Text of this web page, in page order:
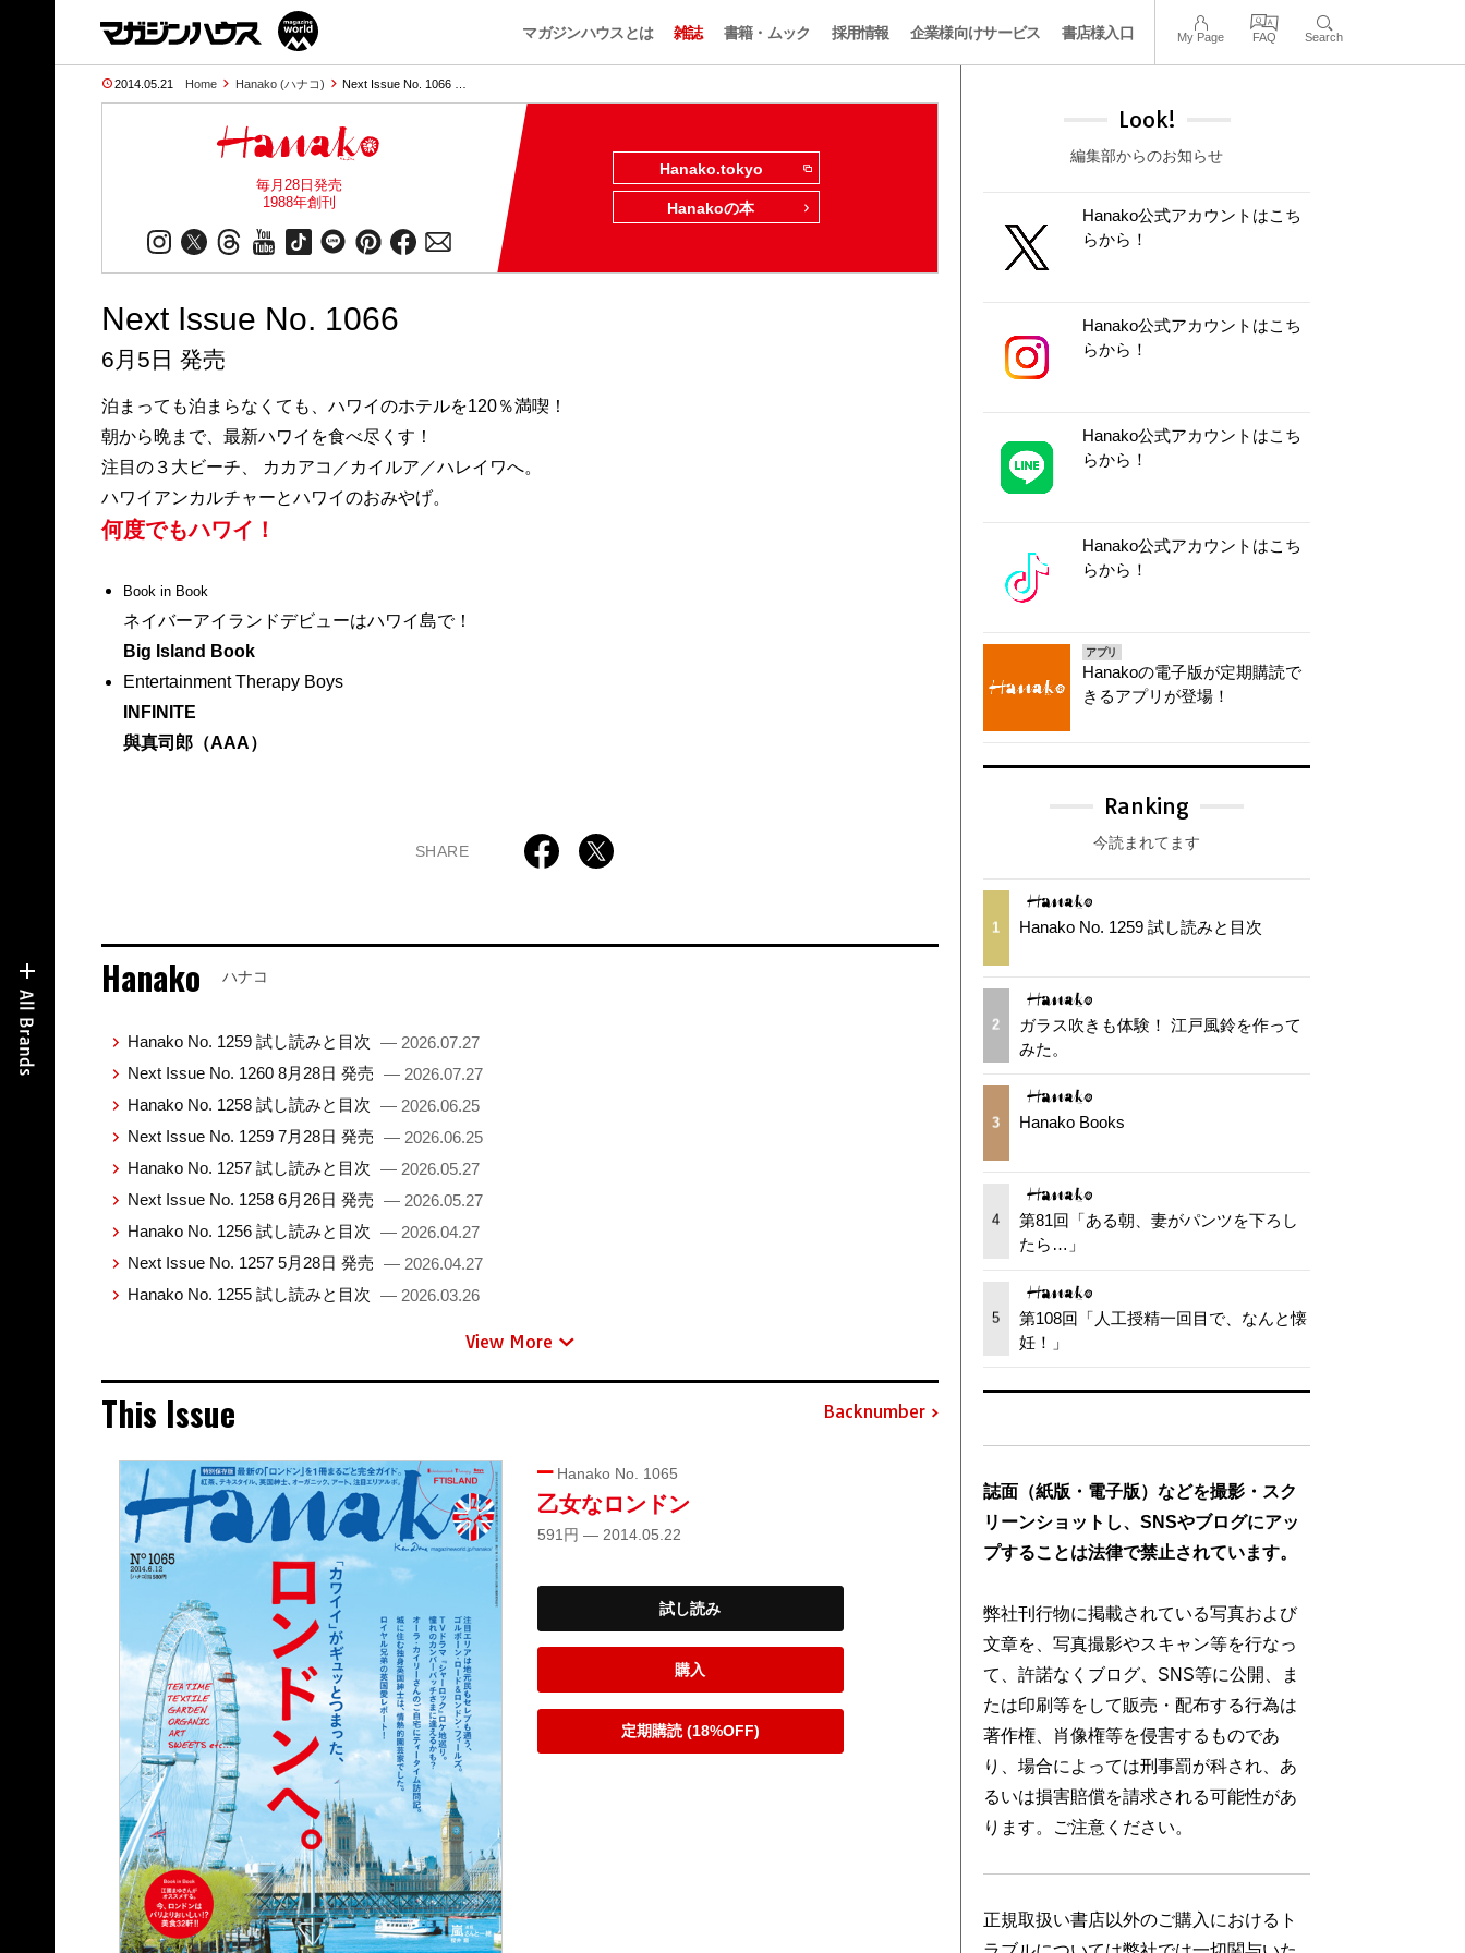
マガジンハウスとは 雑誌 書籍・ムック 採用情報 企業様向けサービス 書店様入口 My Page FAQ Search
2014.05.21 Home Hanako (ハナコ) Next Issue No. 1066 …
毎月28日発売
1988年創刊
Hanako.tokyo
Hanakoの本
Next Issue No. 1066
6月5日 発売
泊まっても泊まらなくても、ハワイのホテルを120％満喫！
朝から晩まで、最新ハワイを食べ尽くす！
注目の３大ビーチ、 カカアコ／カイルア／ハレイワへ。
ハワイアンカルチャーとハワイのおみやげ。
何度でもハワイ！
Book in Book
ネイバーアイランドデビューはハワイ島で！
Big Island Book
Entertainment Therapy Boys
INFINITE
與真司郎（AAA）
SHARE
Hanako ハナコ
Hanako No. 1259 試し読みと目次 — 2026.07.27
Next Issue No. 1260 8月28日 発売 — 2026.07.27
Hanako No. 1258 試し読みと目次 — 2026.06.25
Next Issue No. 1259 7月28日 発売 — 2026.06.25
Hanako No. 1257 試し読みと目次 — 2026.05.27
Next Issue No. 1258 6月26日 発売 — 2026.05.27
Hanako No. 1256 試し読みと目次 — 2026.04.27
Next Issue No. 1257 5月28日 発売 — 2026.04.27
Hanako No. 1255 試し読みと目次 — 2026.03.26
View More
This Issue Backnumber
Hanako No. 1065
乙女なロンドン
591円 — 2014.05.22
試し読み
購入
定期購読 (18%OFF)
Look!
編集部からのお知らせ
Hanako公式アカウントはこち
らから！
Hanako公式アカウントはこち
らから！
Hanako公式アカウントはこち
らから！
Hanako公式アカウントはこち
らから！
アプリ
Hanakoの電子版が定期購読で
きるアプリが登場！
Ranking
今読まれてます
1 Hanako No. 1259 試し読みと目次
2
ガラス吹きも体験！ 江戸風鈴を作って
みた。
3 Hanako Books
4
第81回「ある朝、妻がパンツを下ろし
たら…」
5
第108回「人工授精一回目で、なんと懐
妊！」
誌面（紙版・電子版）などを撮影・スク
リーンショットし、SNSやブログにアッ
プすることは法律で禁止されています。
弊社刊行物に掲載されている写真および
文章を、写真撮影やスキャン等を行なっ
て、許諾なくブログ、SNS等に公開、ま
たは印刷等をして販売・配布する行為は
著作権、肖像権等を侵害するものであ
り、場合によっては刑事罰が科され、あ
るいは損害賠償を請求される可能性があ
ります。ご注意ください。
正規取扱い書店以外のご購入におけるト